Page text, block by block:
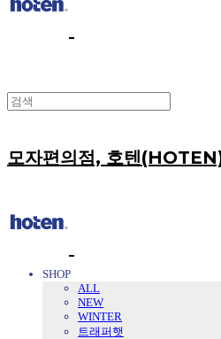
모자편의점, 호텐
SHOP
ALL
NEW
WINTER
트래퍼햇